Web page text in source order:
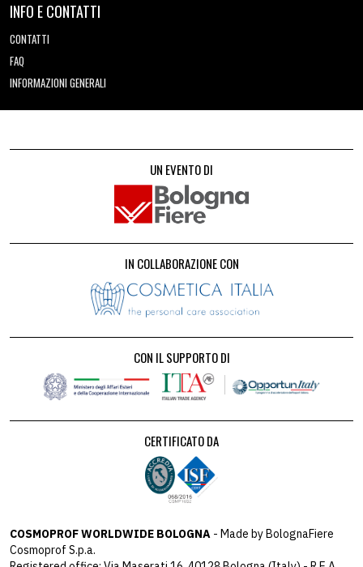
INFO E CONTATTI
CONTATTI
FAQ
INFORMAZIONI GENERALI
UN EVENTO DI
IN COLLABORAZIONE CON
CON IL SUPPORTO DI
CERTIFICATO DA
COSMOPROF WORLDWIDE BOLOGNA - Made by BolognaFiere
Cosmoprof S.p.a.